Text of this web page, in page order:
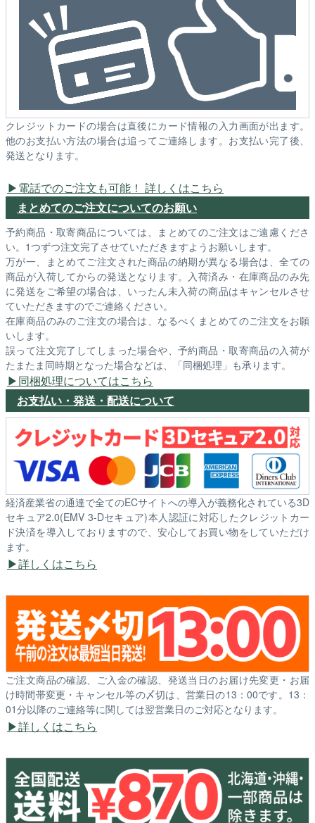
クレジットカードの場合は直後にカード情報の入力画面が出ます。
他のお支払い方法の場合は追ってご連絡します。お支払い完了後、
発送となります。
電話でのご注文も可能！ 詳しくはこちら
まとめてのご注文についてのお願い
予約商品・取寄商品については、まとめてのご注文はご遠慮くださ
い。1つずつ注文完了させていただきますようお願いします。
万が一、まとめてご注文された商品の納期が異なる場合は、全ての
商品が入荷してからの発送となります。入荷済み・在庫商品のみ先
に発送をご希望の場合は、いったん未入荷の商品はキャンセルさせ
ていただきますのでご連絡ください。
在庫商品のみのご注文の場合は、なるべくまとめてのご注文をお願
いします。
誤って注文完了してしまった場合や、予約商品・取寄商品の入荷が
たまたま同時期となった場合などは、「同梱処理」も承ります。
同梱処理についてはこちら
お支払い・発送・配送について
経済産業省の通達で全てのECサイトへの導入が義務化されている3D
セキュア2.0(EMV 3-Dセキュア)本人認証に対応したクレジットカー
ド決済を導入しておりますので、安心してお買い物をしていただけ
ます。
詳しくはこちら
ご注文商品の確認、ご入金の確認、発送当日のお届け先変更・お届
け時間帯変更・キャンセル等の〆切は、営業日の13：00です。13：
01分以降のご連絡等に関しては翌営業日のご対応となります。
詳しくはこちら